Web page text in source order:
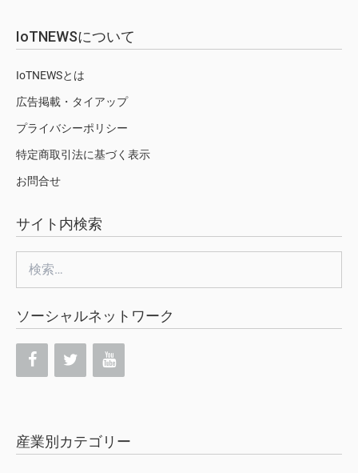
IoTNEWSについて
IoTNEWSとは
広告掲載・タイアップ
プライバシーポリシー
特定商取引法に基づく表示
お問合せ
サイト内検索
索:
ソーシャルネットワーク
産業別カテゴリー